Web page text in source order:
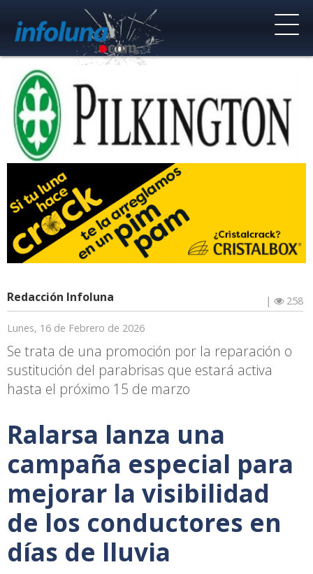
Redacción Infoluna | 258
Lunes, 16 de Febrero de 2026
Se trata de una promoción por la reparación o
sustitución del parabrisas que estará activa
hasta el próximo 15 de marzo
Ralarsa lanza una
campaña especial para
mejorar la visibilidad
de los conductores en
días de lluvia